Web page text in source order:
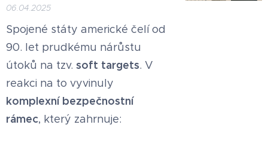
06.04.2025
Spojené státy americké čelí od
90. let prudkému nárůstu
útoků na tzv. soft targets. V
reakci na to vyvinuly
komplexní bezpečnostní
rámec, který zahrnuje: